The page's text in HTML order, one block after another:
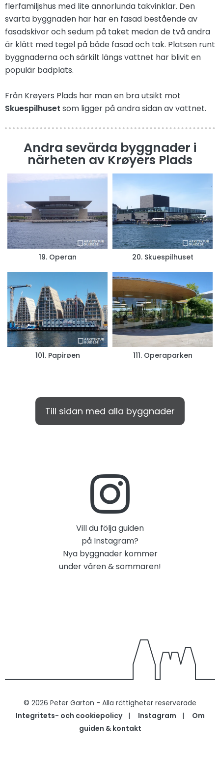
flerfamiljshus med lite annorlunda takvinklar. Den
svarta byggnaden har har en fasad bestående av
fasadskivor och sedum på taket medan de två andra
är klätt med tegel på både fasad och tak. Platsen runt
byggnaderna och särkilt längs vattnet har blivit en
populär badplats.
Från Krøyers Plads har man en bra utsikt mot
Skuespilhuset som ligger på andra sidan av vattnet.
Andra sevärda byggnader i
närheten av Krøyers Plads
19. Operan 20. Skuespilhuset
101. Papirøen 111. Operaparken
Till sidan med alla byggnader
Vill du följa guiden
på Instagram?
Nya byggnader kommer
under våren & sommaren!
© 2026 Peter Garton - Alla rättigheter reserverade
Integritets- och cookiepolicy| Instagram | Om
guiden & kontakt